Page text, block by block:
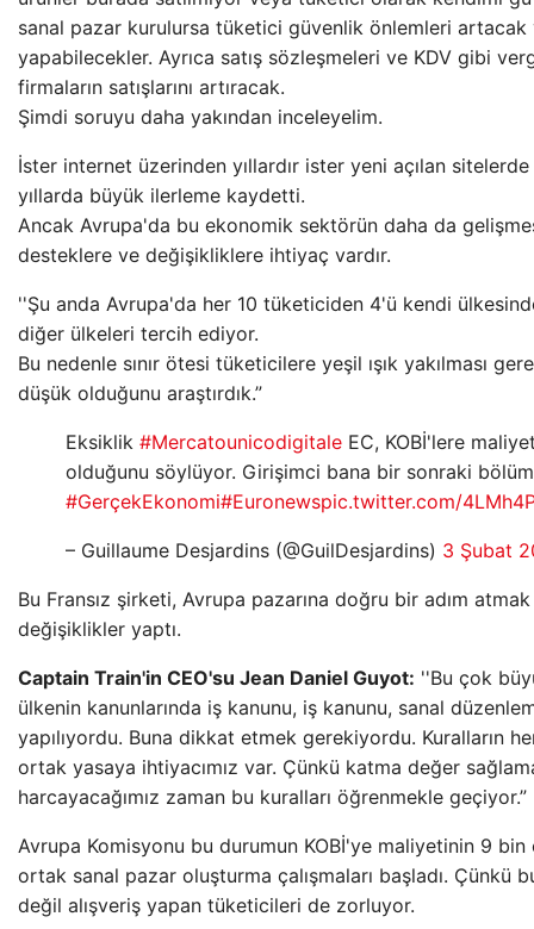
sanal pazar kurulursa tüketici güvenlik önlemleri artacak
yapabilecekler. Ayrıca satış sözleşmeleri ve KDV gibi
firmaların satışlarını artıracak.
Şimdi soruyu daha yakından inceleyelim.
İster internet üzerinden yıllardır ister yeni açılan
yıllarda büyük ilerleme kaydetti.
Ancak Avrupa'da bu ekonomik sektörün daha da
desteklere ve değişikliklere ihtiyaç vardır.
''Şu anda Avrupa'da her 10 tüketiciden 4'ü kendi
diğer ülkeleri tercih ediyor.
Bu nedenle sınır ötesi tüketicilere yeşil ışık yakılması
düşük olduğunu araştırdık.”
Eksiklik #Mercatounicodigitale EC, KOBİ'lere
olduğunu söylüyor. Girişimci bana bir sonraki
#GerçekEkonomi#Euronewspic.twitter.com/
– Guillaume Desjardins (@GuilDesjardins) 3 Şubat
Bu Fransız şirketi, Avrupa pazarına doğru bir adım
değişiklikler yaptı.
Captain Train'in CEO'su Jean Daniel Guyot: ''Bu çok
ülkenin kanunlarında iş kanunu, iş kanunu, sanal
yapılıyordu. Buna dikkat etmek gerekiyordu. Kuralların
ortak yasaya ihtiyacımız var. Çünkü katma değer
harcayacağımız zaman bu kuralları öğrenmekle geçiyor.”
Avrupa Komisyonu bu durumun KOBİ'ye maliyetinin 9 bin
ortak sanal pazar oluşturma çalışmaları başladı. Çünkü
değil alışveriş yapan tüketicileri de zorluyor.